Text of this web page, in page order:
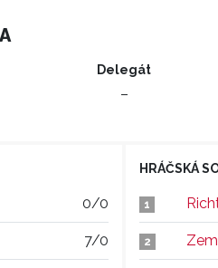
Delegát
–
0/0
7/0
HRÁČSKÁ
1
2